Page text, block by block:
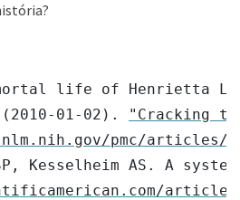
life of Henrietta
01-02).
"Cracking
pmc/articles/
SP, Kesselheim AS. A
article/